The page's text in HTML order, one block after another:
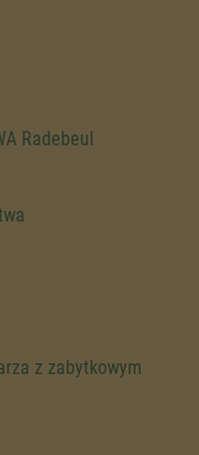
Radebeul
z zabytkowym